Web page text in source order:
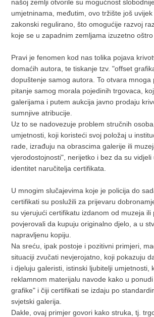
našoj zemlji otvorile su mogućnost
umjetninama, međutim, ovo tržište još
zakonski regulirano, što omogućije razvoj
koje se u zapadnim zemljama izuzetno oštro
Pravi je fenomen kod nas tolika pojava
domaćih autora, te tiskanje tzv. "offset
dopuštenje samog autora. To otvara mnoga
pitanje samog morala pojedinih trgovaca,
galerijama i putem aukcija javno prodaju
sumnjive atribucije.
Uz to se nadovezuje problem stručnih
umjetnosti, koji koristeći svoj položaj u
rade, izrađuju na obrascima galerije ili
vjerodostojnosti", nerijetko i bez da su
identitet naručitelja certifikata.
U mnogim slučajevima koje je policija do
certifikati su poslužili za prijevaru
su vjerujući certifikatu izdanom od muzeja ili
povjerovali da kupuju originalno djelo, a u
napravljenu kopiju.
Na sreću, ipak postoje i pozitivni primjeri,
situaciji zvučati nevjerojatno, koji pokazuju
i djeluju galeristi, istinski ljubitelji umjetnosti,
reklamnom materijalu navode kako u
grafike" i čiji certifikati se izdaju po
svjetski galerija.
Dakle, ovaj primjer govori kako struka, tj.